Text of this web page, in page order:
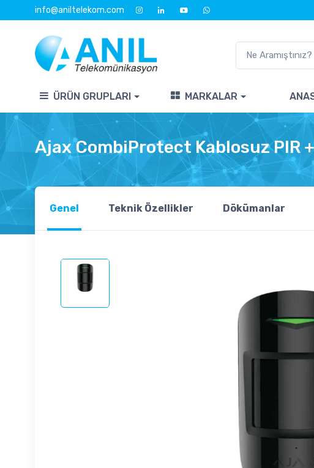
info@aniltelekom.com
ÜRÜN GRUPLARI MARKALAR
Ajax CombiProtect Kablosuz PIR
Genel Teknik Özellikler Dökümanlar